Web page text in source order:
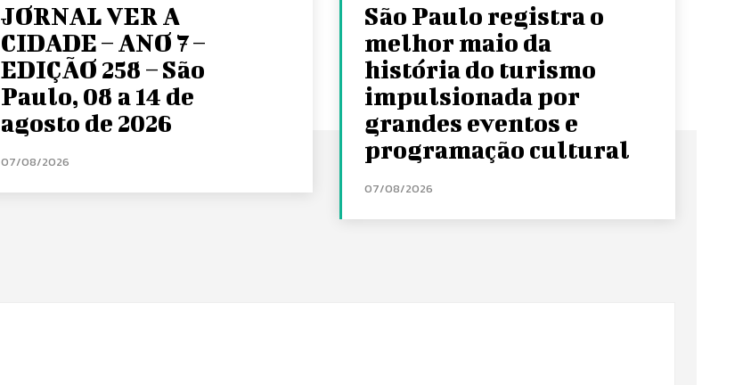
JORNAL VER A
CIDADE – ANO 7 –
EDIÇÃO 258 – São
Paulo, 08 a 14 de
agosto de 2026
07/08/2026
São Paulo registra o
melhor maio da
história do turismo
impulsionada por
grandes eventos e
programação cultural
07/08/2026